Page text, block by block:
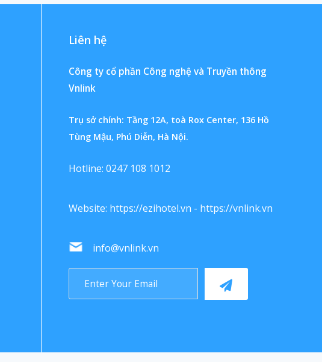
Liên hệ
Công ty cổ phần Công nghệ và Truyền thông
Vnlink
Trụ sở chính: Tầng 12A, toà Rox Center, 136 Hồ
Tùng Mậu, Phú Diễn, Hà Nội.
Hotline: 0247 108 1012
Website: https://ezihotel.vn - https://vnlink.vn
info@vnlink.vn